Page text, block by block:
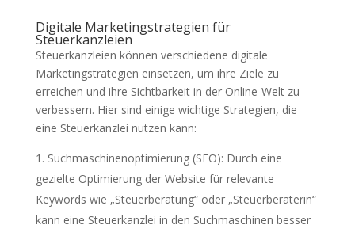
Digitale Marketingstrategien für
Steuerkanzleien
Steuerkanzleien können verschiedene digitale
Marketingstrategien einsetzen, um ihre Ziele zu
erreichen und ihre Sichtbarkeit in der Online-Welt zu
verbessern. Hier sind einige wichtige Strategien, die
eine Steuerkanzlei nutzen kann:
Suchmaschinenoptimierung (SEO): Durch eine
gezielte Optimierung der Website für relevante
Keywords wie „Steuerberatung“ oder „Steuerberaterin“
kann eine Steuerkanzlei in den Suchmaschinen besser